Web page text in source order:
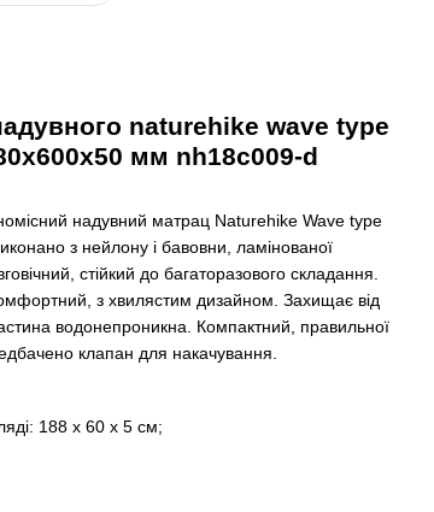
naturehike wave type
мм nh18c009-d
надувний матрац Naturehike Wave type
з нейлону і бавовни, ламінованої
стійкий до багаторазового складання.
з хвилястим дизайном. Захищає від
водонепроникна. Компактний, правильної
клапан для накачування.
188 х 60 х 5 см;